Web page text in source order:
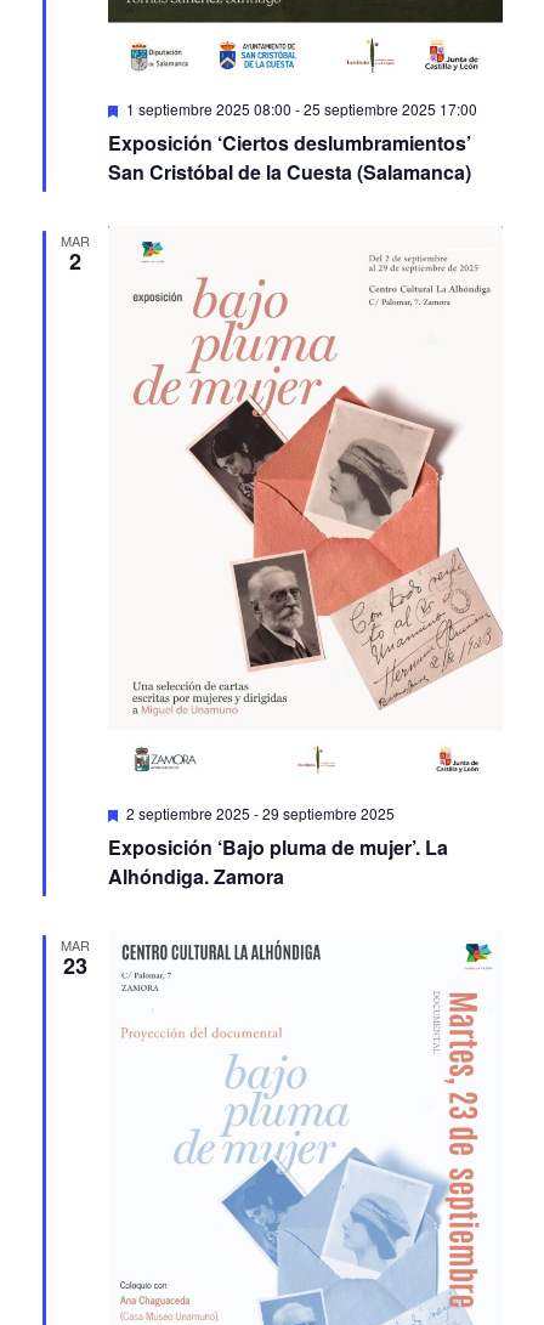
Featured
1 septiembre 2025 08:00 -25 septiembre 2025 17:00
Exposición ‘Ciertos deslumbramientos’
San Cristóbal de la Cuesta (Salamanca)
MAR
2
Featured
2 septiembre 2025 -29 septiembre 2025
Exposición ‘Bajo pluma de mujer’. La
Alhóndiga. Zamora
MAR
23